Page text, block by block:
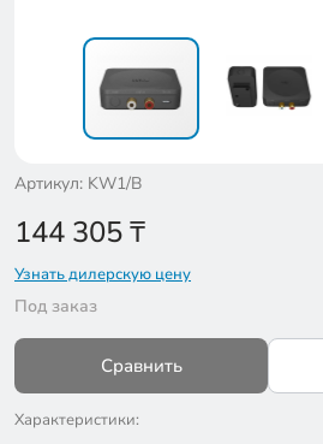
Артикул: KW1/B
144 305₸
Узнать дилерскую цену
Под заказ
Сравнить
Характеристики: